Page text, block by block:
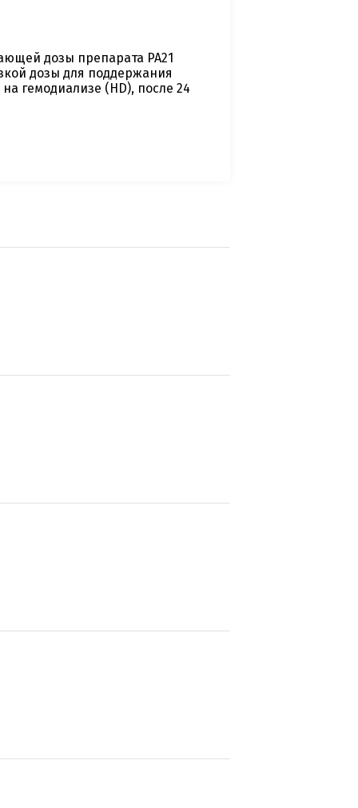
дозы препарата PA21
дозы для поддержания
гемодиализе (HD), после 24